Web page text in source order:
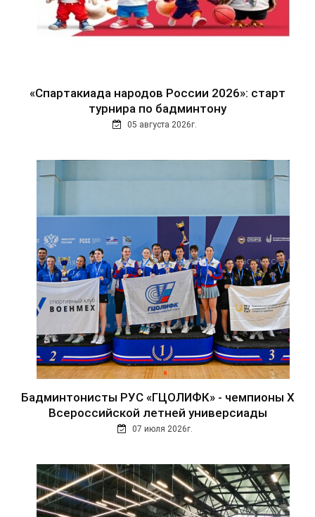
«Спартакиада народов России 2026»: старт
турнира по бадминтону
05 августа 2026г.
Бадминтонисты РУС «ГЦОЛИФК» - чемпионы Х
Всероссийской летней универсиады
07 июля 2026г.